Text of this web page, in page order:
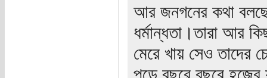
আর জনগনের কথা
ধর্মান্ধতা।তারা আর
মেরে খায় সেও তাদের
পড়ে,বছরে বছরে হজ্বে